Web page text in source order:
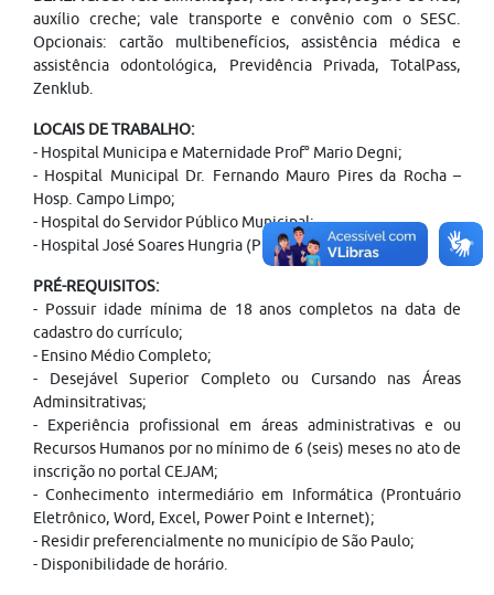
auxílio creche; vale transporte e convênio com o SESC.
Opcionais: cartão multibenefícios, assistência médica e
assistência odontológica, Previdência Privada, TotalPass,
Zenklub.
LOCAIS DE TRABALHO:
- Hospital Municipa e Maternidade Prof° Mario Degni;
- Hospital Municipal Dr. Fernando Mauro Pires da Rocha –
Hosp. Campo Limpo;
- Hospital do Servidor Público Municipal;
- Hospital José Soares Hungria (Pirituba).
PRÉ-REQUISITOS:
- Possuir idade mínima de 18 anos completos na data de
cadastro do currículo;
- Ensino Médio Completo;
- Desejável Superior Completo ou Cursando nas Áreas
Adminsitrativas;
- Experiência profissional em áreas administrativas e ou
Recursos Humanos por no mínimo de 6 (seis) meses no ato de
inscrição no portal CEJAM;
- Conhecimento intermediário em Informática (Prontuário
Eletrônico, Word, Excel, Power Point e Internet);
- Residir preferencialmente no município de São Paulo;
- Disponibilidade de horário.